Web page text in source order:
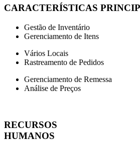
CARACTERÍSTICAS
Gestão de Inventário
Gerenciamento de Itens
Vários Locais
Rastreamento de Pedidos
Gerenciamento de Remessa
Análise de Preços
RECURSOS
HUMANOS